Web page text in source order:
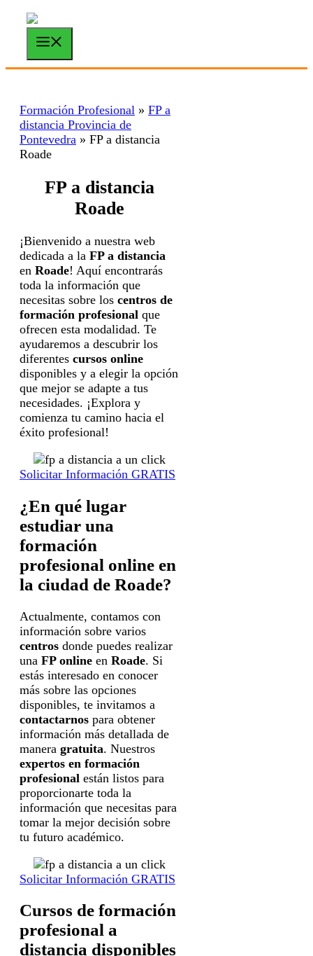
Saltar
contenido
Formación Profesional » FP a
distancia Provincia de
Pontevedra » FP a distancia
Roade
FP a distancia
Roade
¡Bienvenido a nuestra web
dedicada a la FP a distancia
en Roade! Aquí encontrarás
toda la información que
necesitas sobre los centros de
formación profesional que
ofrecen esta modalidad. Te
ayudaremos a descubrir los
diferentes cursos online
disponibles y a elegir la opción
que mejor se adapte a tus
necesidades. ¡Explora y
comienza tu camino hacia el
éxito profesional!
Solicitar Información GRATIS
¿En qué lugar
estudiar una
formación
profesional online en
la ciudad de Roade?
Actualmente, contamos con
información sobre varios
centros donde puedes realizar
una FP online en Roade. Si
estás interesado en conocer
más sobre las opciones
disponibles, te invitamos a
contactarnos para obtener
información más detallada de
manera gratuita. Nuestros
expertos en formación
profesional están listos para
proporcionarte toda la
información que necesitas para
tomar la mejor decisión sobre
tu futuro académico.
Solicitar Información GRATIS
Cursos de formación
profesional a
distancia disponibles